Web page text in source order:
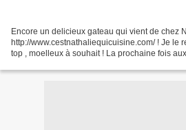
Encore un delicieux gateau qui vient de chez
http://www.cestnathaliequicuisine.com/ ! Je le
top , moelleux à souhait ! La prochaine fois